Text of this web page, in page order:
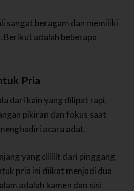
sangat beragam dan memiliki
adalah beberapa
Pria
dari kain yang dilipat rapi,
pikiran dan fokus saat
acara adat.
yang dililit dari pinggang
pria ini diikat menjadi dua
adalah kamen dan sisi